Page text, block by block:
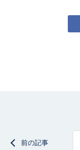
前の記事